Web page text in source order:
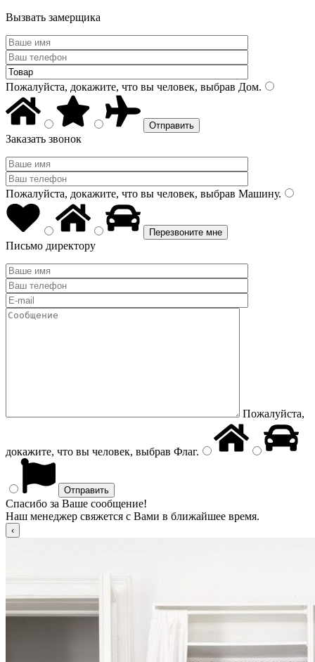
Вызвать замерщика
Пожалуйста, докажите, что вы человек, выбрав Дом.
Заказать звонок
Пожалуйста, докажите, что вы человек, выбрав Машину.
Письмо директору
Пожалуйста,
докажите, что вы человек, выбрав Флаг.
Спасибо за Ваше сообщение!
Наш менеджер свяжется с Вами в ближайшее время.